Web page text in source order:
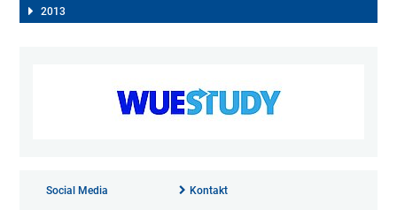
2013
Social Media Kontakt